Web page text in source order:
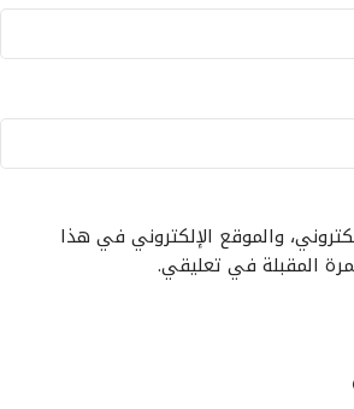
والموقع الإلكتروني في هذا
المقبلة في تعليقي.